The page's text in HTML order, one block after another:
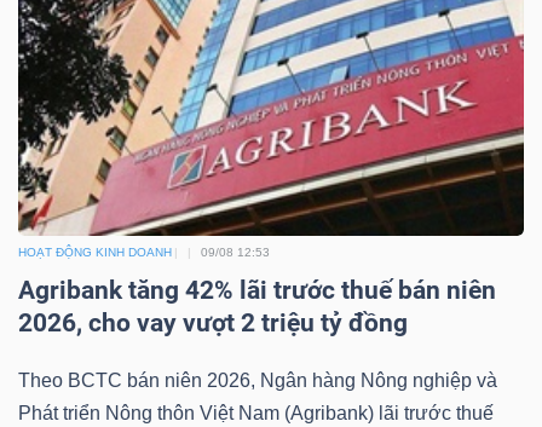
HOẠT ĐỘNG KINH DOANH 09/08 12:53
Agribank tăng 42% lãi trước thuế bán niên
2026, cho vay vượt 2 triệu tỷ đồng
Theo BCTC bán niên 2026, Ngân hàng Nông nghiệp và
Phát triển Nông thôn Việt Nam (Agribank) lãi trước thuế
Sách
tài
chính
cụ
tư